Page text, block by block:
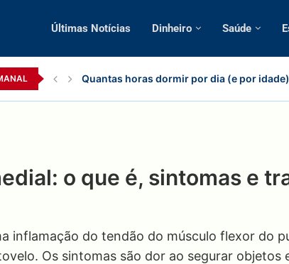
Últimas Notícias Dinheiro Saúde
Quantas horas dormir por dia (e por idade)
o que é, sintomas e
inflamação do tendão do músculo flexor do
Os sintomas são dor ao segurar objetos